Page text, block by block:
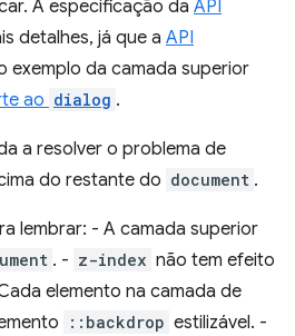
A especificação da API
detalhes, já que a API
exemplo da camada superior
ao dialog .
a resolver o problema de
do restante do document .
lembrar: - A camada superior
. - z-index não tem efeito
elemento na camada de
::backdrop estilizável. -